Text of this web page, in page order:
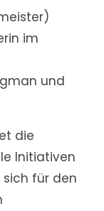
im
und
die
Initiativen
für den